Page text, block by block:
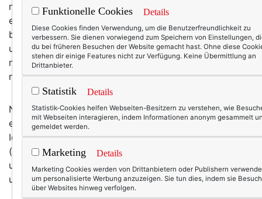
mal wieder über uns zusammenschlugen, hatte ich nur
einen Wunsch: Mich mit einem Stapel Bücher in den
bezaubernden Hinterhof in Venasque zu verkriechen
und loszulesen. Die Welt da draußen vergessen, mich
mit erquicklichen Dingen beschäftigen, eine Auszeit
nehmen. Wenigstens für ein paar Stunden.
Nun ist der Hinterhof leider dreizehn Autostunden weit
entfernt – aber die Bücher, die liegen hier in Griffweite.
Ich muss mir nur ein lauschiges Plätzchen suchen
( vielleicht hier?), die Glaskaraffe mit Eis, Minzblättern
und Wasser füllen und schon darf ich in andere Welten
und Geschichten eintauchen … tauchst du mit?
Funktionelle Cookies Details
Diese Cookies finden Verwendung, um die Benutzerfreundlichkeit zu
verbessern. Sie dienen vorwiegend zum Speichern von Einstellungen,
du bei früheren Besuchen der Website gemacht hast. Ohne diese
stehen dir einige Features nicht zur Verfügung. Keine Übermittlung an
Drittanbieter.
Statistik Details
Statistik-Cookies helfen Webseiten-Besitzern zu verstehen, wie
mit Webseiten interagieren, indem Informationen anonym gesammelt
gemeldet werden.
Marketing Details
Marketing Cookies werden von Drittanbietern oder Publishern
um personalisierte Werbung anzuzeigen. Sie tun dies, indem sie
über Websites hinweg verfolgen.